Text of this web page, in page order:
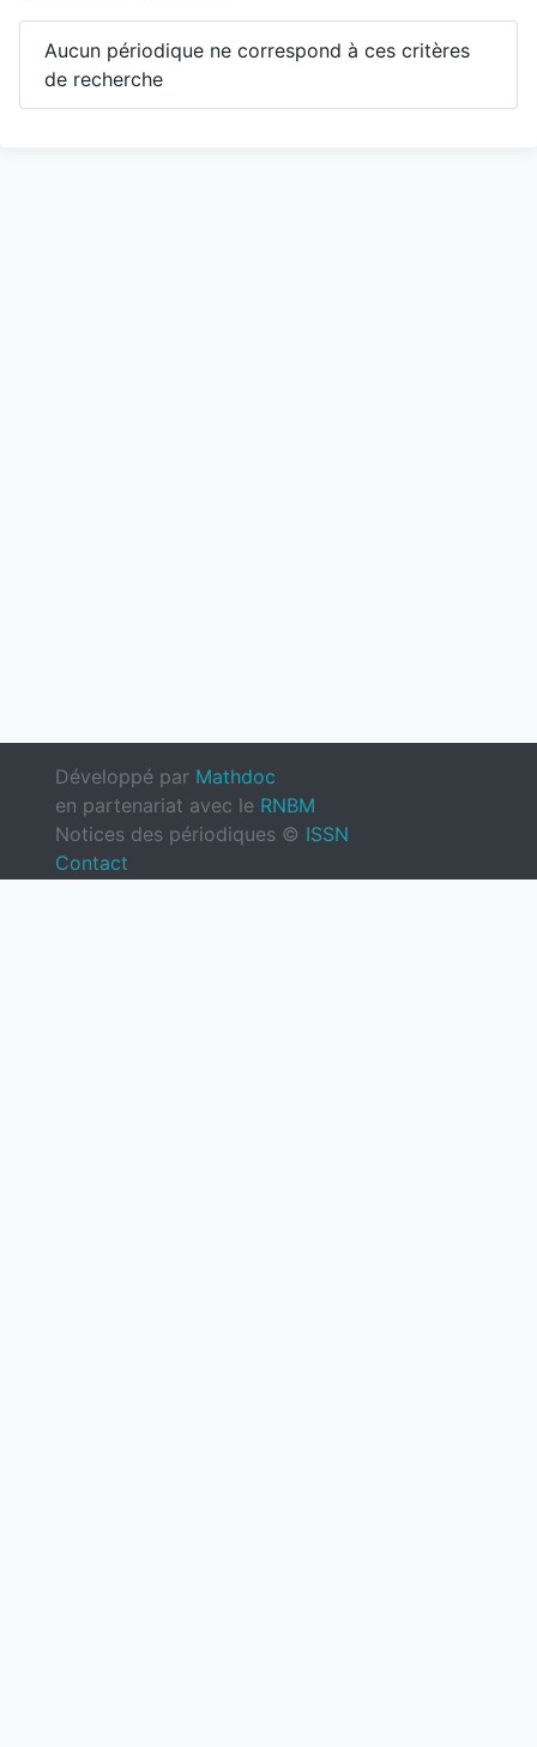
Aucun périodique ne correspond à ces critères
de recherche
Développé par Mathdoc
en partenariat avec le RNBM
Notices des périodiques © ISSN
Contact